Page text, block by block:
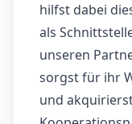
hilfst dabei
als
unseren
sorgst für ihr
und